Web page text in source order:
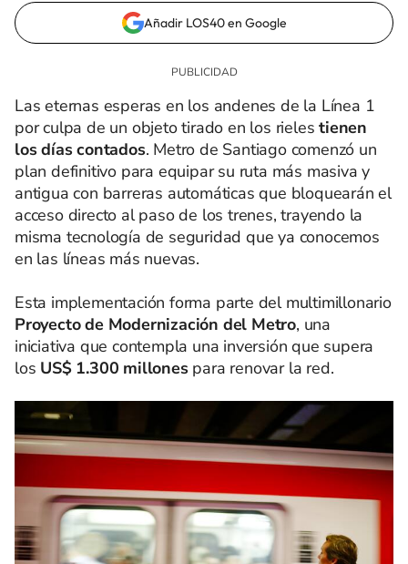
Añadir LOS40 en Google
Las eternas esperas en los andenes de la Línea 1
por culpa de un objeto tirado en los rielestienen
los días contados. Metro de Santiago comenzó un
plan definitivo para equipar su ruta más masiva y
antigua con barreras automáticas que bloquearán el
acceso directo al paso de los trenes, trayendo la
misma tecnología de seguridad que ya conocemos
en las líneas más nuevas.
Esta implementación forma parte del multimillonario
Proyecto de Modernización del Metro, una
iniciativa que contempla una inversión que supera
los US$ 1.300 millonespara renovar la red.